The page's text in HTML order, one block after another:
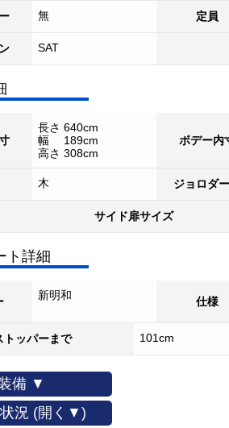
無 定員
SAT
長さ 640cm
幅 189cm
高さ 308cm
ボデー内
木 ジョロダ
サイド扉サイズ
ト詳細
新明和 仕様
トッパーまで 101cm
備 ▼
況 (開く▼)